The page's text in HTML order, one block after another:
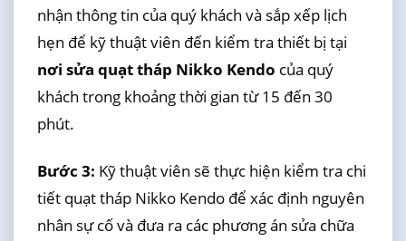
nhận thông tin của quý khách và sắp xếp lịch
hẹn để kỹ thuật viên đến kiểm tra thiết bị tại
nơi sửa quạt tháp Nikko Kendo của quý
khách trong khoảng thời gian từ 15 đến 30
phút.
Bước 3: Kỹ thuật viên sẽ thực hiện kiểm tra chi
tiết quạt tháp Nikko Kendo để xác định nguyên
nhân sự cố và đưa ra các phương án sửa chữa